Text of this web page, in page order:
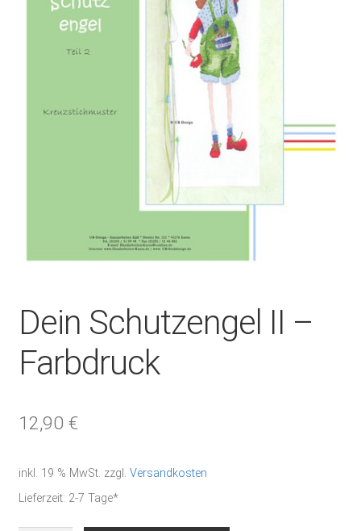
Dein Schutzengel II –
Farbdruck
12,90 €
inkl. 19 % MwSt. zzgl. Versandkosten
Lieferzeit: 2-7 Tage*